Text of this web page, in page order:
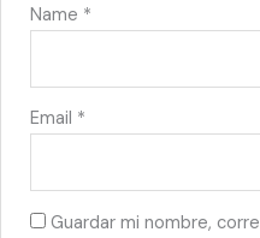
Name *
Email *
Guardar mi nombre,